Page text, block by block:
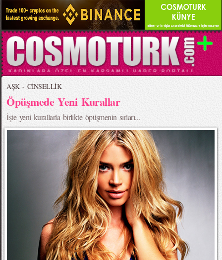
AŞK - CİNSELLİK
Öpüşmede Yeni Kurallar
İşte yeni kurallarla birlikte öpüşmenin sırları...